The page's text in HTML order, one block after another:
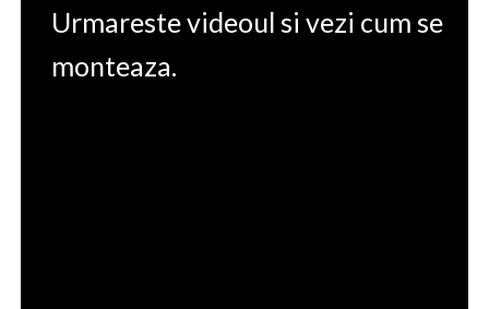
Urmareste videoul si vezi cum se
monteaza.